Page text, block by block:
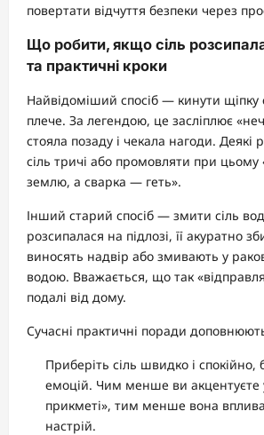
повертати відчуття безпеки через
Що робити, якщо сіль
та практичні кроки
Найвідоміший спосіб — кинути щіпку
плече. За легендою, це засліплює
стояла позаду і чекала нагоди. Деякі
сіль тричі або промовляти при
землю, а сварка — геть».
Інший старий спосіб — змити сіль
розсипалася на підлозі, її акуратно
виносять надвір або змивають у
водою. Вважається, що так
подалі від дому.
Сучасні практичні поради
Приберіть сіль швидко і спокійно,
емоцій. Чим менше ви акцентуєте
прикметі», тим менше вона
настрій.